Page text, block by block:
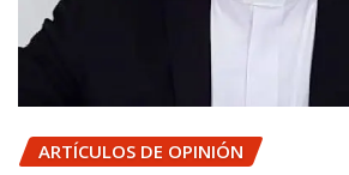
ARTÍCULOS DE OPINIÓN